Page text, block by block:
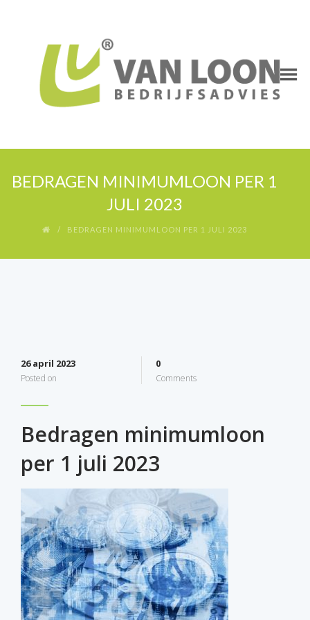
BEDRAGEN MINIMUMLOON PER 1
JULI 2023
BEDRAGEN MINIMUMLOON PER 1 JULI 2023
26 april 2023
Posted on
0
Comments
Bedragen minimumloon
per 1 juli 2023